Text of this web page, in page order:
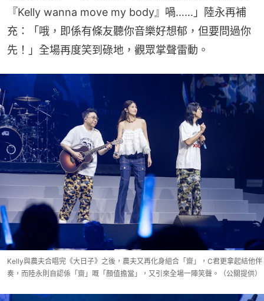
『Kelly wanna move my body』喎……」陸永再補
充：「哦，即係有條友聽你音樂好想郁，但要問過你
先！」全場再度笑到碌地，觀眾掌聲雷動。
Kelly與農夫合唱完《大日子》之後，農夫又再化身組合「齋」，C君更拿起結他伴
奏，而陸永則自認係「齋」嘅「顏值擔當」，又引來全場一陣笑聲。（公關提供）